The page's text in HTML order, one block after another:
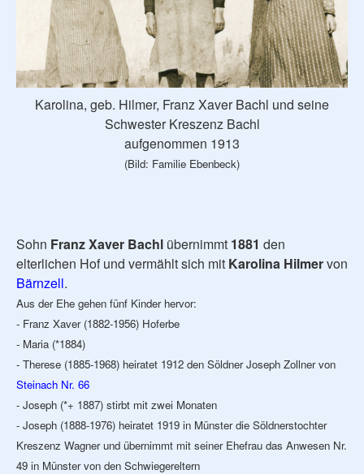
Karolina, geb. Hilmer, Franz Xaver Bachl und seine
Schwester Kreszenz Bachl
aufgenommen 1913
(Bild: Familie Ebenbeck)
Sohn Franz Xaver Bachl übernimmt 1881 den
elterlichen Hof und vermählt sich mit Karolina Hilmervon
Bärnzell.
Aus der Ehe gehen fünf Kinder hervor:
- Franz Xaver (1882-1956) Hoferbe
- Maria (*1884)
- Therese (1885-1968) heiratet 1912 den Söldner Joseph Zollner von
Steinach Nr. 66
- Joseph (*+ 1887) stirbt mit zwei Monaten
- Joseph (1888-1976) heiratet 1919 in Münster die Söldnerstochter
Kreszenz Wagner und übernimmt mit seiner Ehefrau das Anwesen Nr.
49 in Münster von den Schwiegereltern